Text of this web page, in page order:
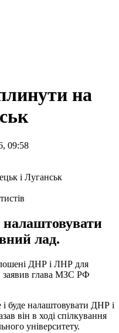
на
09:58
лад.
ДНР і ЛНР для
заявив глава МЗС РФ
буде налаштовувати ДНР і
він в ході спілкування
університету.